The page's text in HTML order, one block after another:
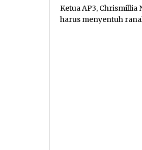
Ketua AP3, Chrismillia
harus menyentuh